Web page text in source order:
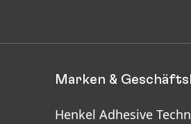
Marken &
Henkel Adhesive